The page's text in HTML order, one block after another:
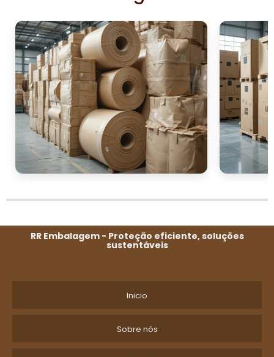
junto a um atendimento que faz a diferença. Não
perca a oportunidade de agregar valor ao seu
negócio.
Entre em contato conosco hoje mesmo para
solicitar seu orçamento personalizado e
descubra como podemos transformar sua
operação com nossas bobinas de papelão de
alta qualidade. Estamos prontos para atender
você e ajudar sua empresa a alcançar novos
patamares de eficiência e sustentabilidade.
Faça sua escolha inteligente agora!
RR Embalagem - Proteção eficiente, soluções
sustentáveis
Inicio
Sobre nós